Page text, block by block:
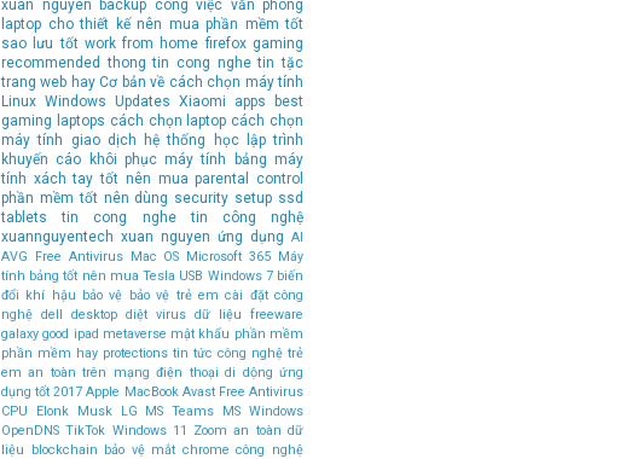
xuân nguyên
backup công việc văn phòng
laptop cho thiết kế nên mua phần mềm tốt
sao lưu tốt work from home firefox gaming
recommended thong tin cong nghe tin tặc
trang web hay Cơ bản về cách chọn máy tính
Linux Windows Updates Xiaomi apps
best
gaming laptops cách chọn laptop cách chọn
máy tính
giao dịch hệ thống
học lập trình
khuyến cáo
khôi phục máy tính bảng máy
tính xách tay tốt nên mua parental control
phần mềm tốt nên dùng security setup ssd
tablets
tin cong nghe
tin công nghệ
xuannguyentech xuan nguyen ứng dụng AI
AVG Free Antivirus Mac OS Microsoft 365 Máy
tính bảng tốt nên mua Tesla USB Windows 7 biến
đổi khí hậu bảo vệ bảo vệ trẻ em cài đặt công
nghệ dell desktop diệt virus dữ liệu
freeware
galaxy good ipad metaverse mật khẩu phần mềm
phần mềm hay protections tin tức công nghệ trẻ
em an toàn trên mạng điện thoại di dộng ứng
dụng tốt 2017 Apple MacBook Avast Free Antivirus
CPU
Elonk Musk LG MS Teams
MS Windows
OpenDNS TikTok Windows 11 Zoom an toàn dữ
liệu
blockchain bảo vệ mắt chrome công nghệ